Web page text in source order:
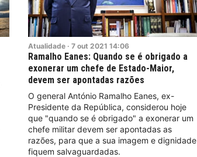
Atualidade · 7 out 2021 14:06
Ramalho Eanes: Quando se é obrigado a
exonerar um chefe de Estado-Maior,
devem ser apontadas razões
O general António Ramalho Eanes, ex-
Presidente da República, considerou hoje
que "quando se é obrigado" a exonerar um
chefe militar devem ser apontadas as
razões, para que a sua imagem e dignidade
fiquem salvaguardadas.